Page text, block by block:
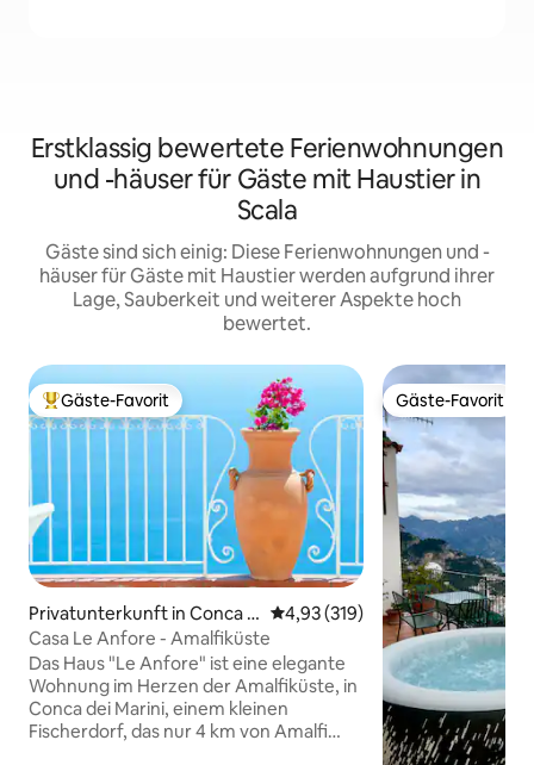
Erstklassig bewertete Ferienwohnungen
und -häuser für Gäste mit Haustier in
Scala
Gäste sind sich einig: Diese Ferienwohnungen und -
häuser für Gäste mit Haustier werden aufgrund ihrer
Lage, Sauberkeit und weiterer Aspekte hoch
bewertet.
Beliebter Gäste-Favorit.
Gäste-Favorit
Privatunterkunft in Conca d
ei Marini
Durchschnittliche Bewertung:
4,93 (319)
Casa Le Anfore - Amalfiküste
Das Haus "Le Anfore" ist eine elegante
Wohnung im Herzen der Amalfiküste, in
Conca dei Marini, einem kleinen
Fischerdorf, das nur 4 km von Amalfi
Gäste-Favorit
Gäste-Favorit